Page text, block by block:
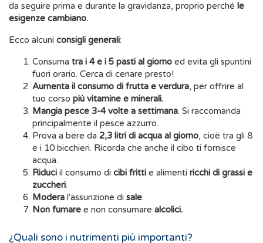
da seguire prima e durante la gravidanza, proprio perché le
esigenze cambiano.
Ecco alcuni consigli generali:
Consuma tra i 4 e i 5 pasti al giorno ed evita gli spuntini
fuori orario. Cerca di cenare presto!
Aumenta il consumo di frutta e verdura, per offrire al
tuo corso più vitamine e minerali.
Mangia pesce 3-4 volte a settimana. Si raccomanda
principalmente il pesce azzurro.
Prova a bere da 2,3 litri di acqua al giorno, cioè tra gli 8
e i 10 bicchieri. Ricorda che anche il cibo ti fornisce
acqua.
Riduci il consumo di cibi fritti e alimenti ricchi di grassi e
zuccheri.
Modera l'assunzione di sale.
Non fumare e non consumare alcolici.
¿Quali sono i nutrimenti più importanti?